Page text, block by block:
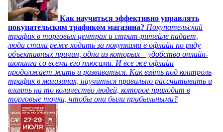
Как научиться эффективно управлять
покупательским трафиком магазина? Покупательский
трафик в торговых центрах и стрит-ритейле падает,
люди стали реже ходить за покупками в офлайн по ряду
объективных причин, одна из которых – удобство онлайн-
шопинга со всеми его плюсами. И все же офлайн
продолжает жить и развиваться. Как взять под контроль
трафик в магазинах, научиться правильно рассчитывать и
влиять на то количество людей, которое приходит в
торговые точки, чтобы они были прибыльными?